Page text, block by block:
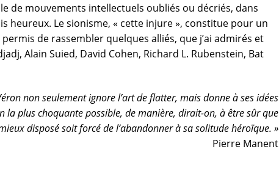
de mouvements intellectuels oubliés ou décriés, dans
heureux. Le sionisme, « cette injure », constitue pour un
de rassembler quelques alliés, que j’ai admirés et
, Alain Suied, David Cohen, Richard L. Rubenstein, Bat
non seulement ignore l’art de flatter, mais donne à ses idées
la plus choquante possible, de manière, dirait-on, à être sûr que
disposé soit forcé de l’abandonner à sa solitude héroïque. »
Pierre Manent